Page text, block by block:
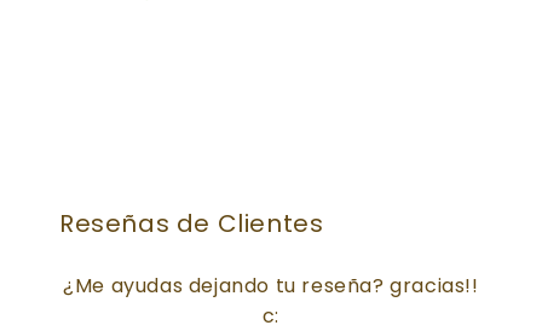
Reseñas de Clientes
¿Me ayudas dejando tu reseña? gracias!!
c: